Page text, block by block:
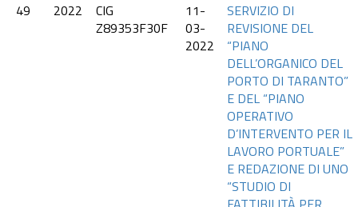
49
2022
CIG
Z89353F30F
11-
03-
2022
SERVIZIO DI
REVISIONE DEL
“PIANO
DELL’ORGANICO DEL
PORTO DI TARANTO”
E DEL “PIANO
OPERATIVO
D’INTERVENTO PER IL
LAVORO PORTUALE”
E REDAZIONE DI UNO
“STUDIO DI